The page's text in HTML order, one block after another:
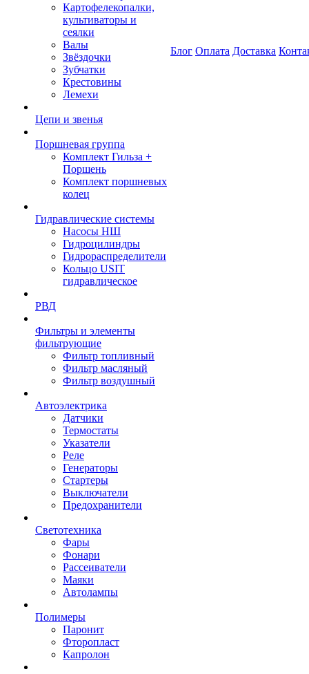
Картофелекопалки,
культиваторы и
сеялки
Валы
Звёздочки
Зубчатки
Крестовины
Лемехи
Цепи и звенья
Поршневая группа
Комплект Гильза +
Поршень
Комплект поршневых
колец
Гидравлические системы
Насосы НШ
Гидроцилиндры
Гидрораспределители
Кольцо USIT
гидравлическое
РВД
Фильтры и элементы
фильтрующие
Фильтр топливный
Фильтр масляный
Фильтр воздушный
Автоэлектрика
Датчики
Термостаты
Указатели
Реле
Генераторы
Стартеры
Выключатели
Предохранители
Светотехника
Фары
Фонари
Рассеиватели
Маяки
Автолампы
Полимеры
Паронит
Фторопласт
Капролон
Блог Оплата Доставка